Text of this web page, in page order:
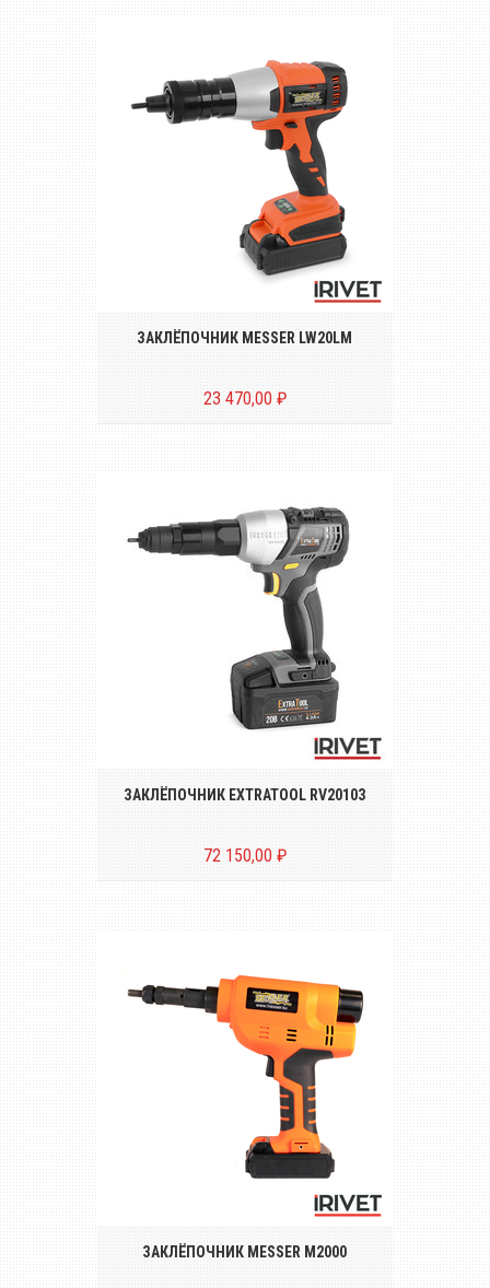
Беспроводной инструмент для
установки резьбовых заклёпок размером
ЗАКЛЁПОЧНИК MESSER LW20LM
23 470,00 ₽
Аккумуляторный инструмент для
установки резьбовых заклёпок размером
ЗАКЛЁПОЧНИК EXTRATOOL RV20103
72 150,00 ₽
Беспроводной инструмент для
ЗАКЛЁПОЧНИК MESSER M2000